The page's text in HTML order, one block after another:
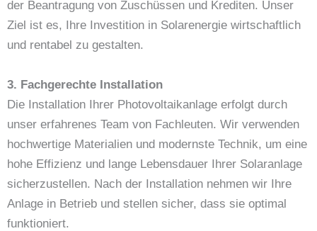
der Beantragung von Zuschüssen und Krediten. Unser
Ziel ist es, Ihre Investition in Solarenergie wirtschaftlich
und rentabel zu gestalten.
3. Fachgerechte Installation
Die Installation Ihrer Photovoltaikanlage erfolgt durch
unser erfahrenes Team von Fachleuten. Wir verwenden
hochwertige Materialien und modernste Technik, um eine
hohe Effizienz und lange Lebensdauer Ihrer Solaranlage
sicherzustellen. Nach der Installation nehmen wir Ihre
Anlage in Betrieb und stellen sicher, dass sie optimal
funktioniert.